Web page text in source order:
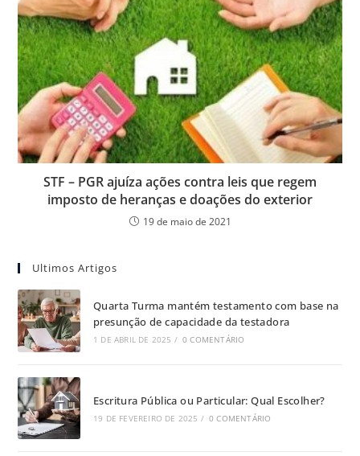
STF – PGR ajuíza ações contra leis que regem
imposto de heranças e doações do exterior
19 de maio de 2021
Ultimos Artigos
Quarta Turma mantém testamento com base na
presunção de capacidade da testadora
1 DE ABRIL DE 2025 / 0 COMENTÁRIO
Escritura Pública ou Particular: Qual Escolher?
19 DE FEVEREIRO DE 2025 / 0 COMENTÁRIO